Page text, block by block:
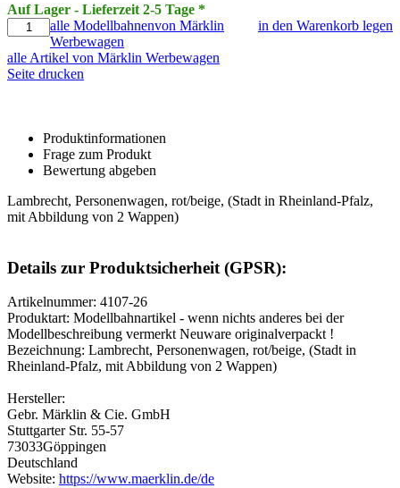
Auf Lager - Lieferzeit 2-5 Tage *
in den Warenkorb legen
alle Modellbahnenvon Märklin
Werbewagen
alle Artikel von Märklin Werbewagen
Seite drucken
Produktinformationen
Frage zum Produkt
Bewertung abgeben
Lambrecht, Personenwagen, rot/beige, (Stadt in Rheinland-Pfalz,
mit Abbildung von 2 Wappen)
Details zur Produktsicherheit (GPSR):
Artikelnummer: 4107-26
Produktart: Modellbahnartikel - wenn nichts anderes bei der
Modellbeschreibung vermerkt Neuware originalverpackt !
Bezeichnung: Lambrecht, Personenwagen, rot/beige, (Stadt in
Rheinland-Pfalz, mit Abbildung von 2 Wappen)
Hersteller:
Gebr. Märklin & Cie. GmbH
Stuttgarter Str. 55-57
73033Göppingen
Deutschland
Website: https://www.maerklin.de/de